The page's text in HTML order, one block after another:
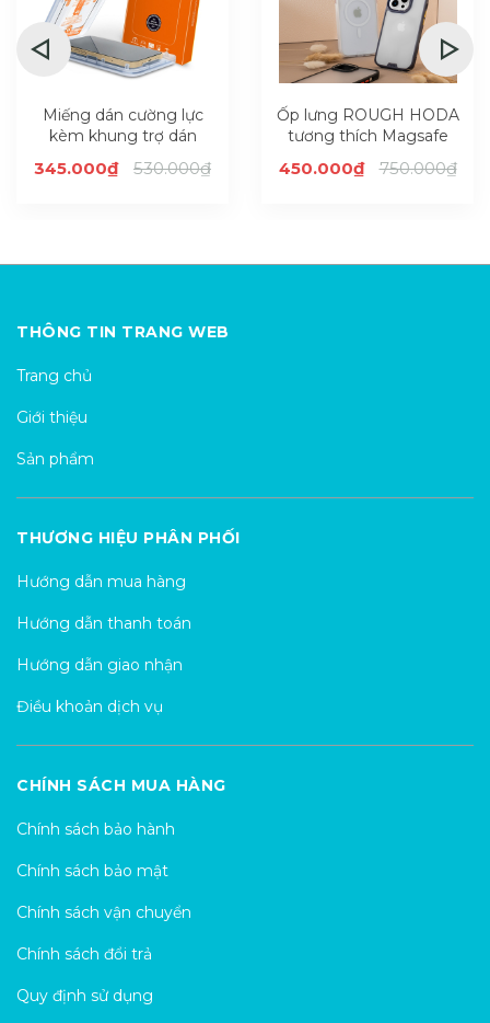
Miếng dán cường lực
kèm khung trợ dán
HODA chống bám vân
tay có viền đen cho
345.000₫ 530.000₫
Ốp lưng ROUGH HODA
tương thích Magsafe
cho iPhone 14 series
450.000₫ 750.000₫
THÔNG TIN TRANG WEB
Trang chủ
Giới thiệu
Sản phẩm
THƯƠNG HIỆU PHÂN PHỐI
Hướng dẫn mua hàng
Hướng dẫn thanh toán
Hướng dẫn giao nhận
Điều khoản dịch vụ
CHÍNH SÁCH MUA HÀNG
Chính sách bảo hành
Chính sách bảo mật
Chính sách vận chuyển
Chính sách đổi trả
Quy định sử dụng